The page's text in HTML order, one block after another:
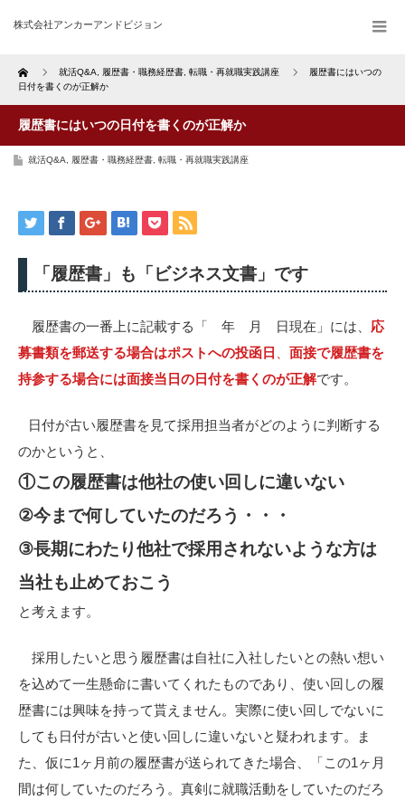
株式会社アンカーアンドビジョン
Home 就活Q&A 履歴書・職務経歴書 転職・再就職実践講座
履歴書にはいつの
日付を書くのが正解か
履歴書にはいつの日付を書くのが正解か
就活Q&A 履歴書・職務経歴書 転職・再就職実践講座
「履歴書」も「ビジネス文書」です
履歴書の一番上に記載する「 年 月 日現在」には、 応
募書類を郵送する場合はポストへの投函日
面接で履歴書を
持参する場合には面接当日の日付を書くのが正解です。
日付が古い履歴書を見て採用担当者がどのように判断する
のかというと、
①この履歴書は他社の使い回しに違いない
②今まで何していたのだろう・・・
③長期にわたり他社で採用されないような方は
当社も止めておこう
と考えます。
採用したいと思う履歴書は自社に入社したいとの熱い想い
を込めて一生懸命に書いてくれたものであり、使い回しの履
歴書には興味を持って貰えません。実際に使い回しでないに
しても日付が古いと使い回しに違いないと疑われます。ま
た、仮に1ヶ月前の履歴書が送られてきた場合、「この1ヶ月
間は何していたのだろう。真剣に就職活動をしていたのだろ